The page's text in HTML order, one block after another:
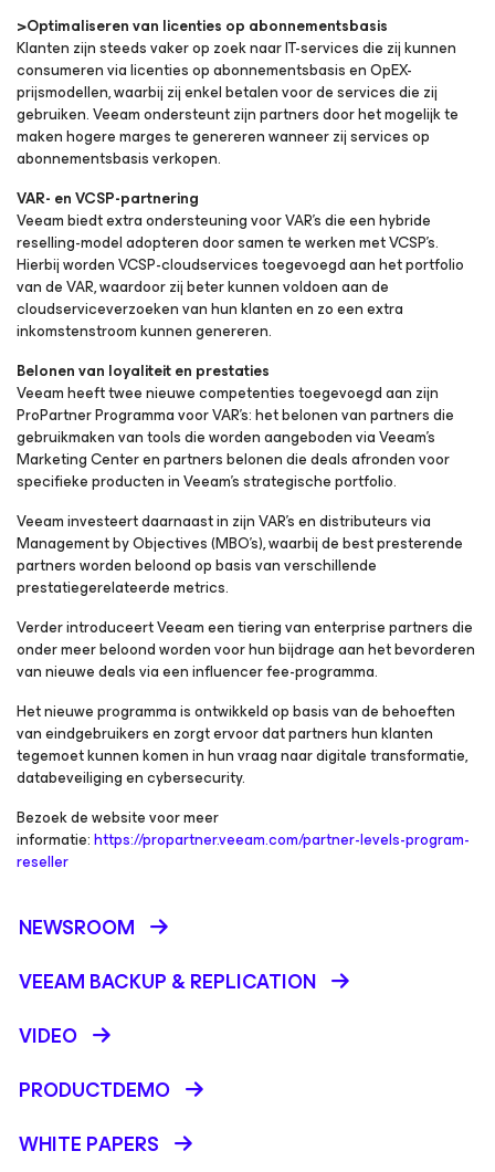
>Optimaliseren van licenties op abonnementsbasis
Klanten zijn steeds vaker op zoek naar IT-services die zij kunnen
consumeren via licenties op abonnementsbasis en OpEX-
prijsmodellen, waarbij zij enkel betalen voor de services die zij
gebruiken. Veeam ondersteunt zijn partners door het mogelijk te
maken hogere marges te genereren wanneer zij services op
abonnementsbasis verkopen.
VAR- en VCSP-partnering
Veeam biedt extra ondersteuning voor VAR’s die een hybride
reselling-model adopteren door samen te werken met VCSP’s.
Hierbij worden VCSP-cloudservices toegevoegd aan het portfolio
van de VAR, waardoor zij beter kunnen voldoen aan de
cloudserviceverzoeken van hun klanten en zo een extra
inkomstenstroom kunnen genereren.
Belonen van loyaliteit en prestaties
Veeam heeft twee nieuwe competenties toegevoegd aan zijn
ProPartner Programma voor VAR’s: het belonen van partners die
gebruikmaken van tools die worden aangeboden via Veeam’s
Marketing Center en partners belonen die deals afronden voor
specifieke producten in Veeam’s strategische portfolio.
Veeam investeert daarnaast in zijn VAR’s en distributeurs via
Management by Objectives (MBO’s), waarbij de best presterende
partners worden beloond op basis van verschillende
prestatiegerelateerde metrics.
Verder introduceert Veeam een tiering van enterprise partners die
onder meer beloond worden voor hun bijdrage aan het bevorderen
van nieuwe deals via een influencer fee-programma.
Het nieuwe programma is ontwikkeld op basis van de behoeften
van eindgebruikers en zorgt ervoor dat partners hun klanten
tegemoet kunnen komen in hun vraag naar digitale transformatie,
databeveiliging en cybersecurity.
Bezoek de website voor meer
informatie:https://propartner.veeam.com/partner-levels-program-
reseller
NEWSROOM
VEEAM BACKUP &REPLICATION
VIDEO
PRODUCTDEMO
WHITE PAPERS